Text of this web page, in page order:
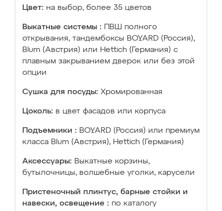
Цвет: на выбор, более 35 цветов
Выкатные системы :
ПВШ полного
открывания, тандембоксы BOYARD (Россия),
Blum (Австрия) или Hettich (Германия) с
плавным закрыванием дверок или без этой
опции
Сушка для посуды: Хромированная
Цоколь: в цвет фасадов или корпуса
Подъемники : BOYARD (Россия) или премиум
класса Blum (Австрия), Hettich (Германия)
Аксессуары: Выкатные корзины,
бутылочницы, волшебные уголки, карусели
Пристеночный плинтус, барные стойки и
навески, освещение : по каталогу